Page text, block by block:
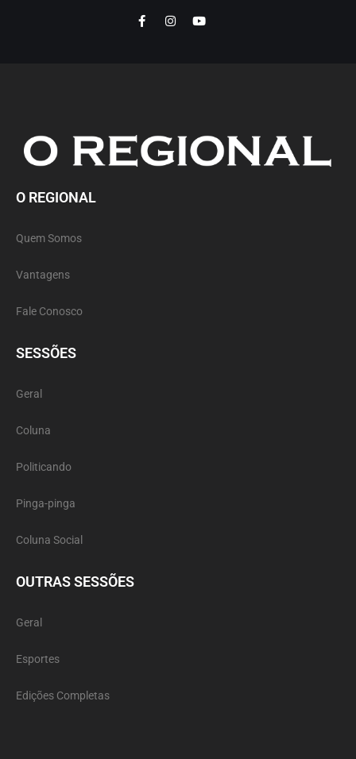
O REGIONAL
Quem Somos
Vantagens
Fale Conosco
SESSÕES
Geral
Coluna
Politicando
Pinga-pinga
Coluna Social
OUTRAS SESSÕES
Geral
Esportes
Edições Completas